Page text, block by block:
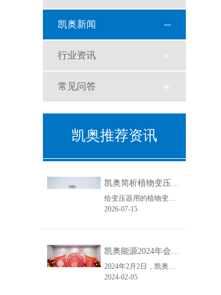
凯奥新闻
行业资讯
常见问答
凯奥推荐资讯
凯奥简析植物变压器油与天然酯绝缘油
给变压器用的植物变压器油学名叫天然酯绝缘油，具有良好的生物降解性和环境相容性。
2026-07-15
凯奥能源2024年会盛典圆满结束
2024年2月2日，凯奥能源年会盛典如期举行。本次年会盛典分为年度总结大会和年会晚宴两个篇章，凯奥能源各位领导及全体员工齐聚一堂，共同回首2023年，展望2024年。
2024-02-05